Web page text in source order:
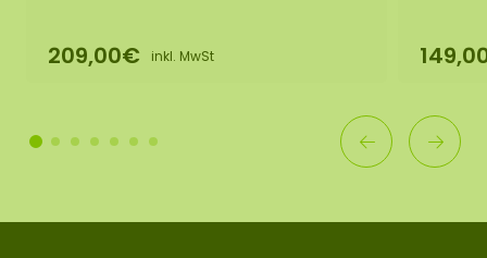
209,00€ inkl. MwSt